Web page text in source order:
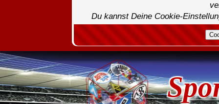
Du kannst Deine Cookie-